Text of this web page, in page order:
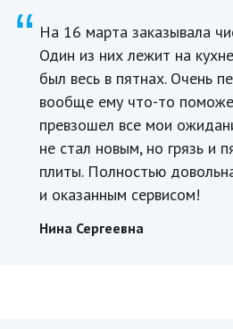
“ На 16 марта заказывала
Один из них лежит на
был весь в пятнах. Очень
вообще ему что-то
превзошел все мои
не стал новым, но грязь и
плиты. Полностью
и оказанным сервисом!
Нина Сергеевна